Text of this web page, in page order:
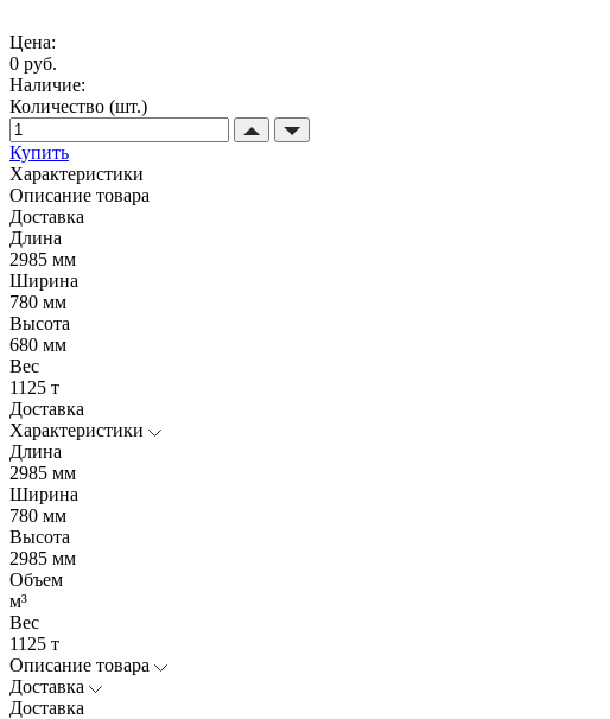
Цена:
0 руб.
Наличие:
Количество (шт.)
Купить
Характеристики
Описание товара
Доставка
Длина
2985 мм
Ширина
780 мм
Высота
680 мм
Вес
1125 т
Доставка
Характеристики
Длина
2985 мм
Ширина
780 мм
Высота
2985 мм
Объем
м³
Вес
1125 т
Описание товара
Доставка
Доставка